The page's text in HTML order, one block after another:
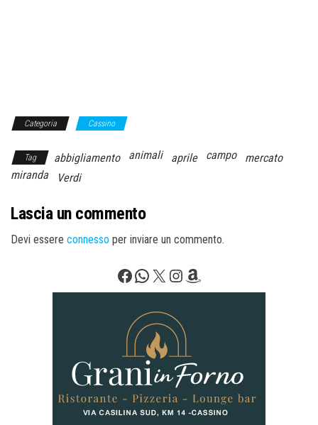
Categoria Cassino
Tag abbigliamento animali aprile campo
mercato
miranda
Verdi
Lascia un commento
Devi essere connesso per inviare un commento.
Facebook
WhatsApp
X Instagram
Amazon